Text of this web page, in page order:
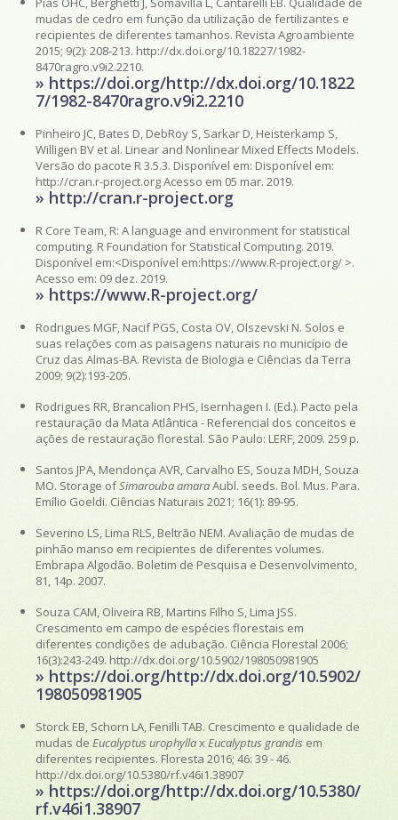
mudas de cedro em função da utilização de fertilizantes e
recipientes de diferentes tamanhos. Revista Agroambiente
2015; 9(2): 208-213. http://dx.doi.org/10.18227/1982-
8470ragro.v9i2.2210.
» https://doi.org/http://dx.doi.org/10.1822
7/1982-8470ragro.v9i2.2210
Pinheiro JC, Bates D, DebRoy S, Sarkar D, Heisterkamp S,
Willigen BV et al. Linear and Nonlinear Mixed Effects Models.
Versão do pacote R 3.5.3. Disponível em: Disponível em:
http://cran.r-project.org Acesso em 05 mar. 2019.
» http://cran.r-project.org
R Core Team, R: A language and environment for statistical
computing. R Foundation for Statistical Computing. 2019.
Disponível em:<Disponível em:https://www.R-project.org/ >.
Acesso em: 09 dez. 2019.
» https://www.R-project.org/
Rodrigues MGF, Nacif PGS, Costa OV, Olszevski N. Solos e
suas relações com as paisagens naturais no município de
Cruz das Almas-BA. Revista de Biologia e Ciências da Terra
2009; 9(2):193-205.
Rodrigues RR, Brancalion PHS, Isernhagen I. (Ed.). Pacto pela
restauração da Mata Atlântica - Referencial dos conceitos e
ações de restauração florestal. São Paulo: LERF, 2009. 259 p.
Santos JPA, Mendonça AVR, Carvalho ES, Souza MDH, Souza
MO. Storage ofSimarouba amaraAubl. seeds. Bol. Mus. Para.
Emílio Goeldi. Ciências Naturais 2021; 16(1): 89-95.
Severino LS, Lima RLS, Beltrão NEM. Avaliação de mudas de
pinhão manso em recipientes de diferentes volumes.
Embrapa Algodão. Boletim de Pesquisa e Desenvolvimento,
81, 14p. 2007.
Souza CAM, Oliveira RB, Martins Filho S, Lima JSS.
Crescimento em campo de espécies florestais em
diferentes condições de adubação. Ciência Florestal 2006;
16(3):243-249. http://dx.doi.org/10.5902/198050981905
» https://doi.org/http://dx.doi.org/10.5902/
198050981905
Storck EB, Schorn LA, Fenilli TAB. Crescimento e qualidade de
mudas de Eucalyptus urophyllaxEucalyptus grandis em
diferentes recipientes. Floresta 2016; 46: 39 - 46.
http://dx.doi.org/10.5380/rf.v46i1.38907
» https://doi.org/http://dx.doi.org/10.5380/
rf.v46i1.38907